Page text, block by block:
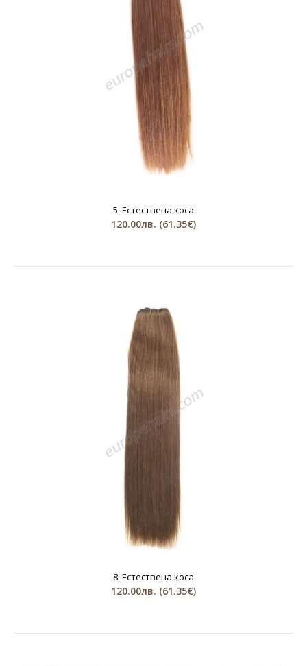
5. Естествена коса
120.00лв. (61.35€)
8. Естествена коса
120.00лв. (61.35€)